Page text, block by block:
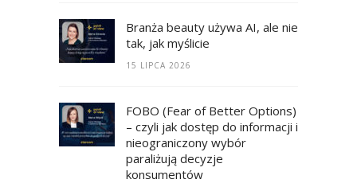
Branża beauty używa AI, ale nie
tak, jak myślicie
15 LIPCA 2026
FOBO (Fear of Better Options)
– czyli jak dostęp do informacji i
nieograniczony wybór
paraliżują decyzje
konsumentów